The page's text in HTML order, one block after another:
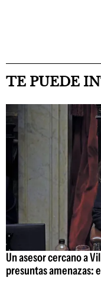
TE PUEDE
Un asesor cercano a
presuntas amenazas: